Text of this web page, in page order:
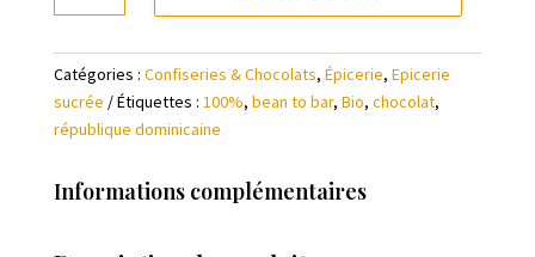
Bean
to
bar
100%
Bio
République
Catégories : Confiseries & Chocolats, Épicerie, Epicerie
sucrée
Étiquettes : 100%, bean to bar, Bio, chocolat,
république dominicaine
Informations complémentaires